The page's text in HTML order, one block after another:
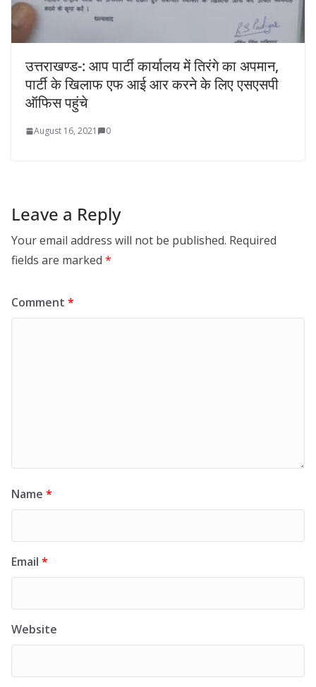
उत्तराखण्ड-: आप पार्टी कार्यालय में तिरंगे का अपमान,
पार्टी के खिलाफ एफ आई आर करने के लिए एसएसपी
ऑफिस पहुंचे
August 16, 2021 0
Leave a Reply
Your email address will not be published. Required
fields are marked *
Comment *
Name *
Email *
Website